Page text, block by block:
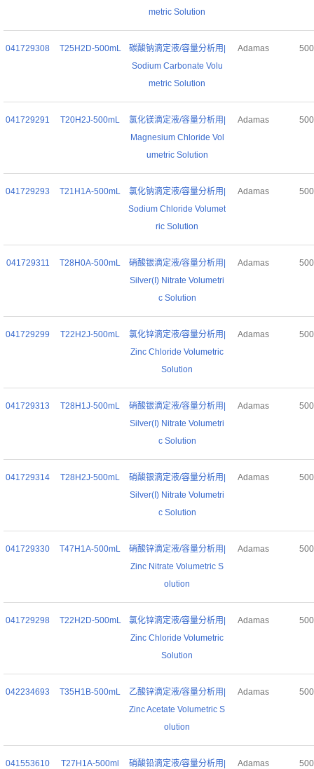
metric Solution
041729308 T25H2D-500mL
碳酸钠滴定液/容量分析用|
Sodium Carbonate Volu
metric Solution
Adamas
041729291 T20H2J-500mL
氯化镁滴定液/容量分析用|
Magnesium Chloride Vol
umetric Solution
Adamas
041729293 T21H1A-500mL
氯化钠滴定液/容量分析用|
Sodium Chloride Volumet
ric Solution
Adamas
041729311 T28H0A-500mL
硝酸银滴定液/容量分析用|
Silver(I) Nitrate Volumetri
c Solution
Adamas
041729299 T22H2J-500mL
氯化锌滴定液/容量分析用|
Zinc Chloride Volumetric
Solution
Adamas
041729313 T28H1J-500mL
硝酸银滴定液/容量分析用|
Silver(I) Nitrate Volumetri
c Solution
Adamas
041729314 T28H2J-500mL
硝酸银滴定液/容量分析用|
Silver(I) Nitrate Volumetri
c Solution
Adamas
041729330 T47H1A-500mL
硝酸锌滴定液/容量分析用|
Zinc Nitrate Volumetric S
olution
Adamas
041729298 T22H2D-500mL
氯化锌滴定液/容量分析用|
Zinc Chloride Volumetric
Solution
Adamas
042234693 T35H1B-500mL
乙酸锌滴定液/容量分析用|
Zinc Acetate Volumetric S
olution
Adamas
041553610 T27H1A-500ml
硝酸铅滴定液/容量分析用|
Adamas